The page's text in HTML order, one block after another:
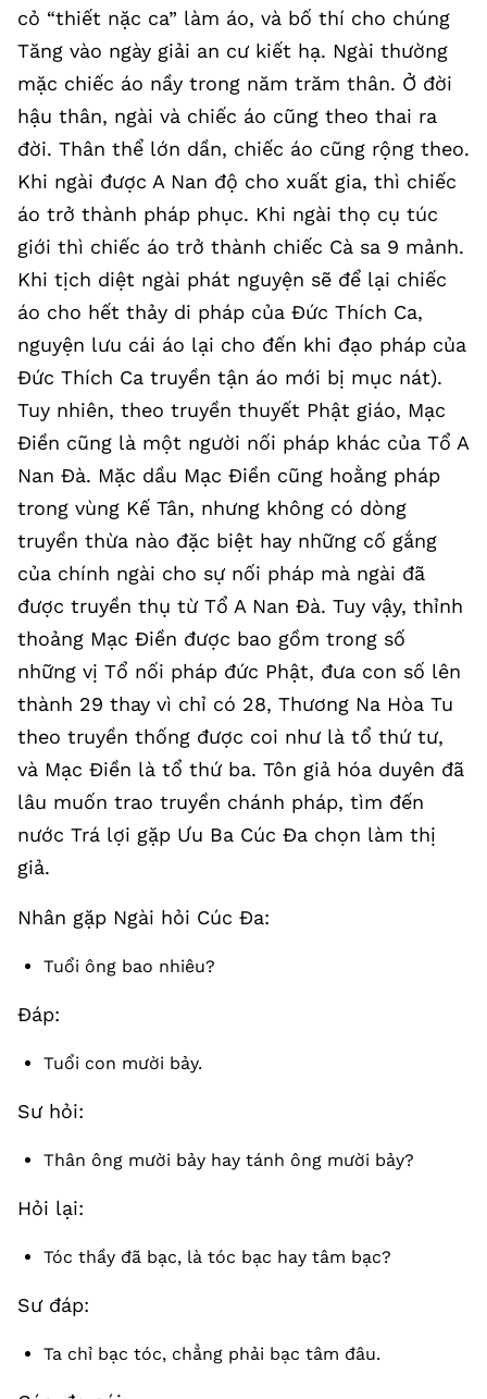
cỏ “thiết nặc ca” làm áo, và bố thí cho chúng
Tăng vào ngày giải an cư kiết hạ. Ngài thường
mặc chiếc áo nầy trong năm trăm thân. Ở đời
hậu thân, ngài và chiếc áo cũng theo thai ra
đời. Thân thể lớn dần, chiếc áo cũng rộng theo.
Khi ngài được A Nan độ cho xuất gia, thì chiếc
áo trở thành pháp phục. Khi ngài thọ cụ túc
giới thì chiếc áo trở thành chiếc Cà sa 9 mảnh.
Khi tịch diệt ngài phát nguyện sẽ để lại chiếc
áo cho hết thảy di pháp của Đức Thích Ca,
nguyện lưu cái áo lại cho đến khi đạo pháp của
Đức Thích Ca truyền tận áo mới bị mục nát).
Tuy nhiên, theo truyền thuyết Phật giáo, Mạc
Điền cũng là một người nối pháp khác của Tổ A
Nan Đà. Mặc dầu Mạc Điền cũng hoằng pháp
trong vùng Kế Tân, nhưng không có dòng
truyền thừa nào đặc biệt hay những cố gắng
của chính ngài cho sự nối pháp mà ngài đã
được truyền thụ từ Tổ A Nan Đà. Tuy vậy, thỉnh
thoảng Mạc Điền được bao gồm trong số
những vị Tổ nối pháp đức Phật, đưa con số lên
thành 29 thay vì chỉ có 28, Thương Na Hòa Tu
theo truyền thống được coi như là tổ thứ tư,
và Mạc Điền là tổ thứ ba. Tôn giả hóa duyên đã
lâu muốn trao truyền chánh pháp, tìm đến
nước Trá lợi gặp Ưu Ba Cúc Đa chọn làm thị
giả.
Nhân gặp Ngài hỏi Cúc Đa:
Tuổi ông bao nhiêu?
Đáp:
Tuổi con mười bảy.
Sư hỏi:
Thân ông mười bảy hay tánh ông mười bảy?
Hỏi lại:
Tóc thầy đã bạc, là tóc bạc hay tâm bạc?
Sư đáp:
Ta chỉ bạc tóc, chẳng phải bạc tâm đâu.